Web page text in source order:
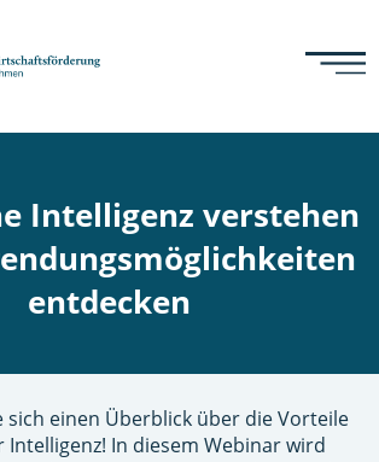
Intelligenz verstehen
entdecken
sich einen Überblick über die Vorteile
Intelligenz! In diesem Webinar wird